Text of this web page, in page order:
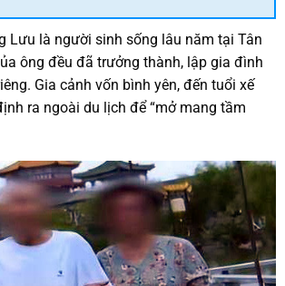
Lưu là người sinh sống lâu năm tại Tân
ông đều đã trưởng thành, lập gia đình
Gia cảnh vốn bình yên, đến tuổi xế
ra ngoài du lịch để “mở mang tầm